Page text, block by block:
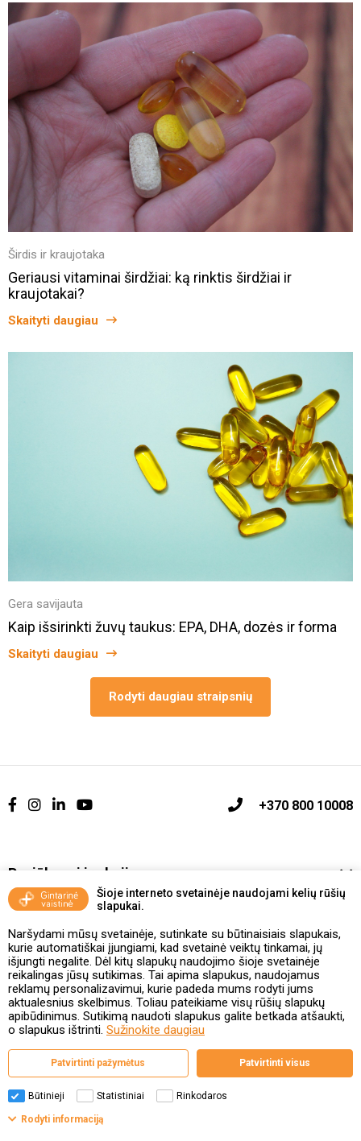
Šioje interneto svetainėje naudojami kelių rūšių
slapukai.
Naršydami mūsų svetainėje, sutinkate su būtinaisiais slapukais,
kurie automatiškai įjungiami, kad svetainė veiktų tinkamai, jų
išjungti negalite. Dėl kitų slapukų naudojimo šioje svetainėje
reikalingas jūsų sutikimas. Tai apima slapukus, naudojamus
reklamų personalizavimui, kurie padeda mums rodyti jums
aktualesnius skelbimus. Toliau pateikiame visų rūšių slapukų
apibūdinimus. Sutikimą naudoti slapukus galite betkada atšaukti,
o slapukus ištrinti. Sužinokite daugiau
Patvirtinti pažymėtus Patvirtinti visus
Būtinieji Statistiniai Rinkodaros
Rodyti informaciją
Širdis ir kraujotaka
Geriausi vitaminai širdžiai: ką rinktis širdžiai ir
kraujotakai?
Skaityti daugiau
Gera savijauta
Kaip išsirinkti žuvų taukus: EPA, DHA, dozės ir forma
Skaityti daugiau
Rodyti daugiau straipsnių
+370 800 10008
Pasiūlymai ir akcijos
Vakcinavimo tvarka ir taisyklės
Kontaktai ir Karjera
Taisyklės ir politika
Valstybinė vaistų kontrolės tarnyba
prie Lietuvos Respublikos sveikatos apsaugos ministerijos
Studentų g. 45A, 08107 Vilnius | +370 5 263 9264
www.vvkt.lt | vvkt@vvkt.lt